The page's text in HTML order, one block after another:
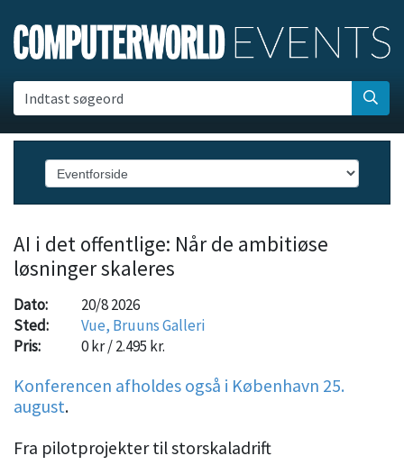
Indtast søgeord
AI i det offentlige: Når de ambitiøse
løsninger skaleres
Dato:
20/8 2026
Sted:
Vue, Bruuns Galleri
Pris:
0 kr / 2.495 kr.
Konferencen afholdes også i København 25.
august.
Fra pilotprojekter til storskaladrift